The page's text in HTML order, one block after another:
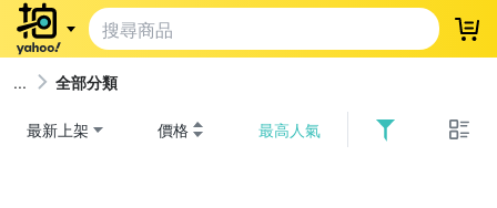
登
全部分類
最新上架 價格 最高人氣